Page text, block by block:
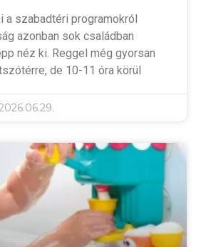
a szabadtéri programokról
azonban sok családban
néz ki. Reggel még gyorsan
de 10-11 óra körül